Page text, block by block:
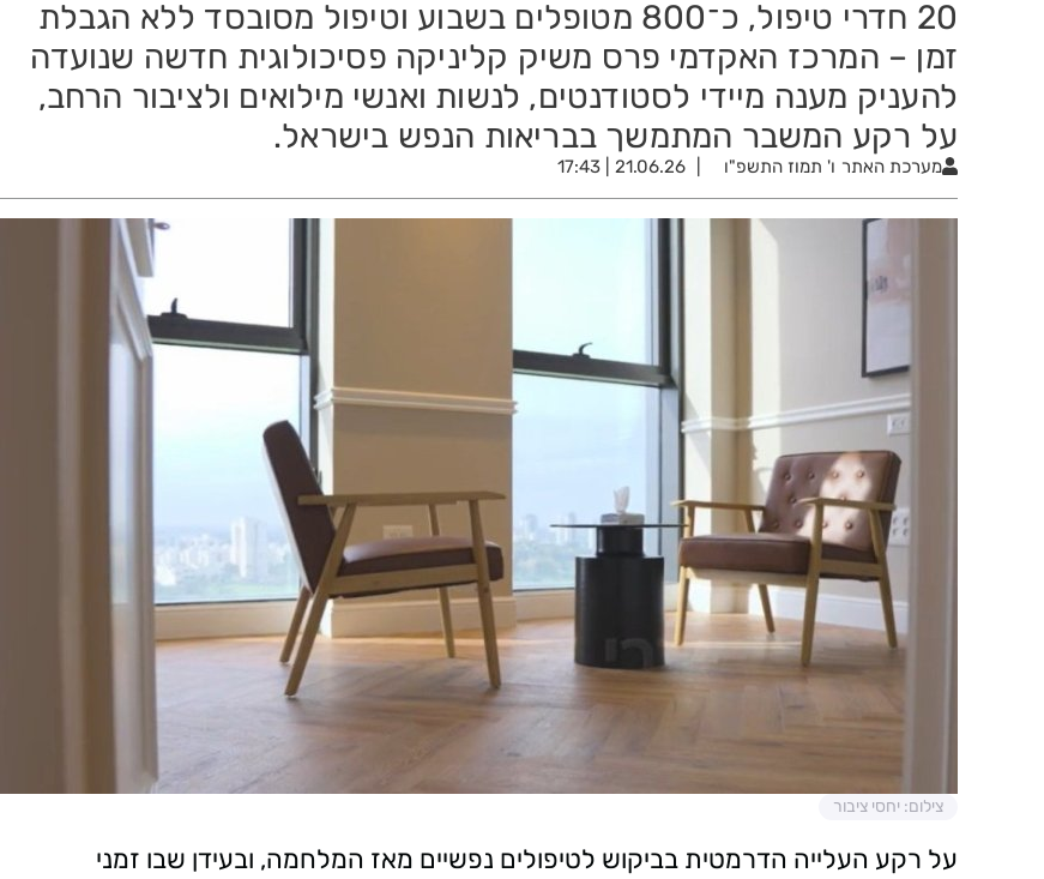
20 חדרי טיפול, כ־800 מטופלים בשבוע וטיפול מסובסד ללא הגבלת
זמן – המרכז האקדמי פרס משיק קליניקה פסיכולוגית חדשה שנועדה
להעניק מענה מיידי לסטודנטים, לנשות ואנשי מילואים ולציבור הרחב,
על רקע המשבר המתמשך בבריאות הנפש בישראל.
מערכת האתר ו' תמוז התשפ"ו 21.06.26 | 17:43
צילום: יחסי ציבור
על רקע העלייה הדרמטית בביקוש לטיפולים נפשיים מאז המלחמה, ובעידן שבו זמני